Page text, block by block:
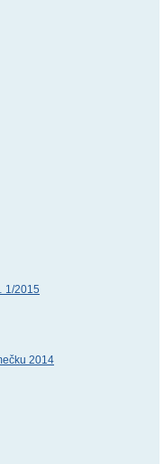
1/2015
2014